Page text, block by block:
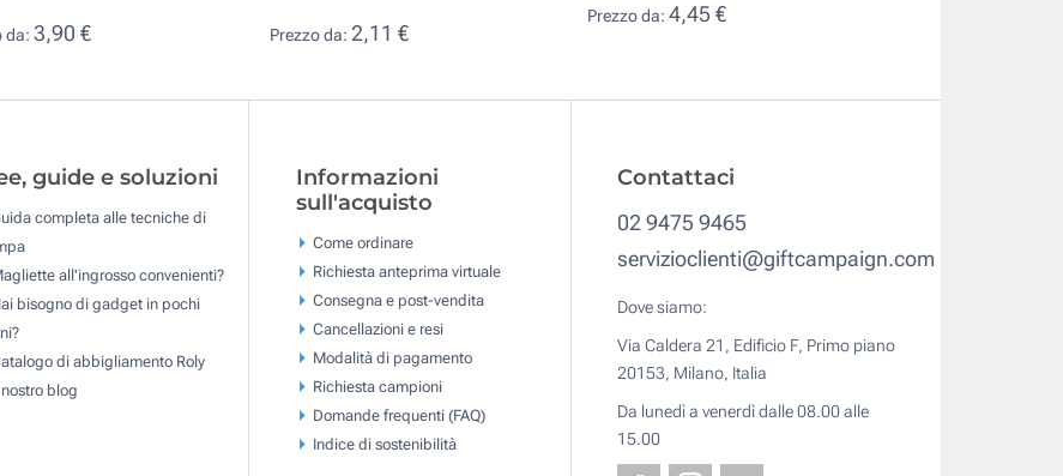
da: 3,90 € Prezzo da: 2,11 €
Prezzo da: 4,45 €
guide e soluzioni
completa alle tecniche di
all'ingrosso convenienti?
bisogno di gadget in pochi
di abbigliamento Roly
nostro blog
Informazioni
sull'acquisto
Come ordinare
Richiesta anteprima virtuale
Consegna e post-vendita
Cancellazioni e resi
Modalità di pagamento
Richiesta campioni
Domande frequenti (FAQ)
Indice di sostenibilità
Contattaci
02 9475 9465
servizioclienti@giftcampaign.com
Dove siamo:
Via Caldera 21, Edificio F, Primo piano
20153, Milano, Italia
Da lunedì a venerdì dalle 08.00 alle
15.00